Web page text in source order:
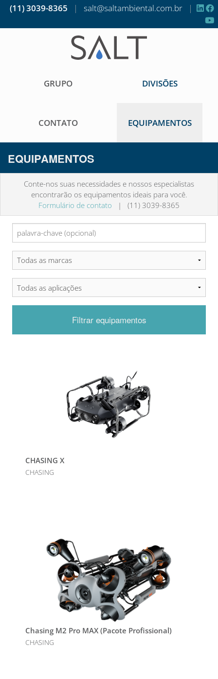
(11) 3039-8365 | salt@saltambiental.com.br |
GRUPO DIVISÕES
CONTATO EQUIPAMENTOS
EQUIPAMENTOS
Conte-nos suas necessidades e nossos especialistas
encontrarão os equipamentos ideais para você.
Formulário de contato | (11) 3039-8365
Filtrar equipamentos
CHASING X
CHASING
Chasing M2 Pro MAX (Pacote Profissional)
CHASING